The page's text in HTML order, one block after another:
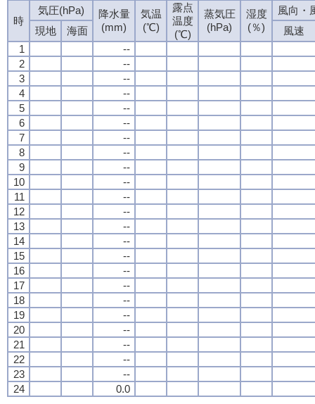
時
気圧(hPa)
降水量
(mm)
気温
(℃)
露点
温度
(℃)
蒸気圧
(hPa)
湿度
(％)
風向・
現地
海面
風速
1
--
2
--
3
--
4
--
5
--
6
--
7
--
8
--
9
--
10
--
11
--
12
--
13
--
14
--
15
--
16
--
17
--
18
--
19
--
20
--
21
--
22
--
23
--
24
0.0